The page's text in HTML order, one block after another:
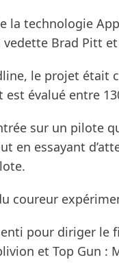
la technologie
Brad Pitt
le projet était
évalué entre
sur un pilote
en essayant
coureur
pour diriger
et Top Gun :